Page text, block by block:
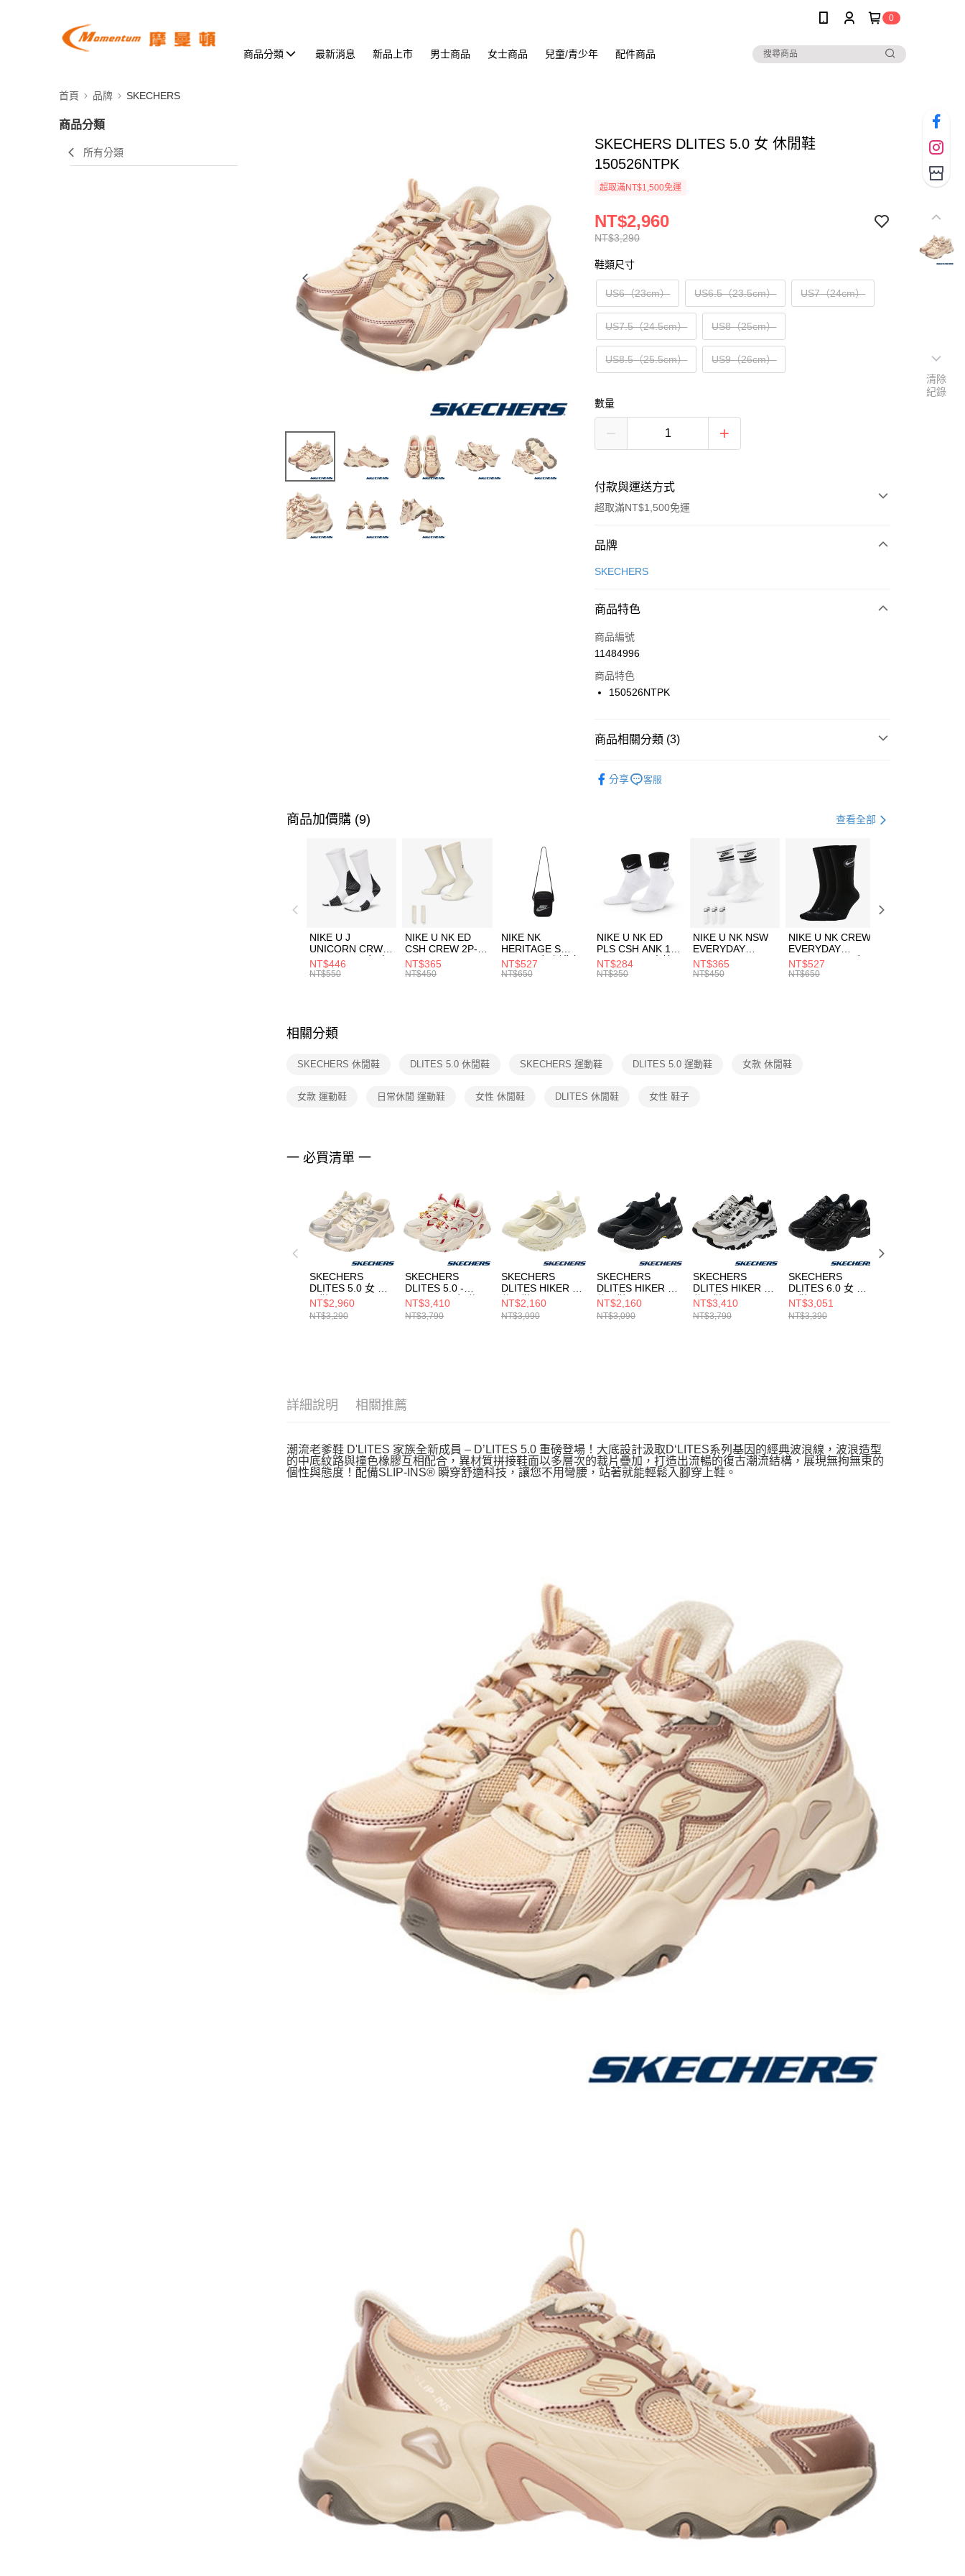
0
商品分類 最新消息 新品上市 男士商品 女士商品 兒童/青少年 配件商品
首頁 品牌 SKECHERS
商品分類
所有分類
SKECHERS DLITES 5.0 女 休閒鞋
150526NTPK
超取滿NT$1,500免運
NT$3,290
NT$2,960
鞋類尺寸
US6（23cm） US6.5（23.5cm） US7（24cm）
US7.5（24.5cm） US8（25cm）
US8.5（25.5cm） US9（26cm）
數量
付款與運送方式
超取滿NT$1,500免運
付款方式
信用卡一次付款
合作金庫商業銀行
華南商業銀行
上海商業儲蓄銀行
國泰世華商業銀行
聯邦商業銀行
台新國際商業銀行
LINE Pay
Apple Pay
【關於「AFTEE先享後付」】
３．安心：先確認商品／服務後，再付款。
【「AFTEE先享後付」結帳流程】
１．於結帳方式選擇「AFTEE先享後付」後，將跳轉至「AFTEE先享後
付」結帳頁面，進行簡訊認證並確認金額後，即可完成結帳。
２．訂單成立數日內，您將收到繳費通知簡訊。
３．收到繳費通知簡訊後14天內，點擊此簡訊中的連結，可透過四大超商
／ATM／網路銀行／等多元方式進行付款，方視為交易完成。
※ 請注意：結帳手續完成當下不需立刻繳費，但若您需要取消訂單，請聯
絡購買商品的店家。未經商家同意取消之訂單仍視為有效，需透過AFTEE
先享後付繳納相關費用。
１．透過由恩沛科技股份有限公司提供之「AFTEE先享後付」服務完成之
交易，需依本服務之必要範圍內提供個人資料，並將交易相關給付款項請
２．關於個人資料處理事宜，請瀏覽以下網址：
５．嚴禁一人註冊多個帳號或使用他人資訊註冊。若發現惡意使用之情
形，恩沛科技股份有限公司將有權停止該用戶之使用額度並採取法律行
動。
每筆NT$100，滿NT$1,500(含以上)免運費
每筆NT$100，滿NT$1,500(含以上)免運費
付款後門市自取
每筆NT$100，滿NT$1,500(含以上)免運費
品牌
SKECHERS
商品特色
商品編號
11484996
商品特色
150526NTPK
商品相關分類 (3)
分享 客服
商品加價購 (9) 查看全部
NIKE U J
UNICORN CRW
1PR -160 男女 中
統襪 FZ3393100
NT$446
NT$550
NIKE U NK ED
CSH CREW 2P-
144 EMBRDY 男
女 短統襪
NT$365
NT$450
NIKE NK
HERITAGE S
SMIT 男女 側背包
BA5871010
NT$527
NT$650
NIKE U NK ED
PLS CSH ANK 1P
144 DBL 男 中統
襪 DH4058104
NT$284
NT$350
NIKE U NK NSW
EVERYDAY
ESSENTIAL CR
男女 短統襪
NT$365
NT$450
NIKE U NK CREW
EVERYDAY
BBALL 3PR 男女
長統襪
NT$527
NT$650
相關分類
SKECHERS 休閒鞋 DLITES 5.0 休閒鞋 SKECHERS 運動鞋 DLITES 5.0 運動鞋 女款 休閒鞋
女款 運動鞋 日常休閒 運動鞋 女性 休閒鞋 DLITES 休閒鞋 女性 鞋子
一 必買清單 一
SKECHERS
DLITES 5.0 女 休
閒鞋
150526OWGR
NT$2,960
NT$3,290
SKECHERS
DLITES 5.0 -
2026 CNY 女 休閒
鞋 800033WRD
NT$3,410
NT$3,790
SKECHERS
DLITES HIKER 女
休閒鞋
180211CRW
NT$2,160
NT$3,090
SKECHERS
DLITES HIKER 女
休閒鞋
180211BKSL
NT$2,160
NT$3,090
SKECHERS
DLITES HIKER 男
休閒鞋
237425SLBK
NT$3,410
NT$3,790
SKECHERS
DLITES 6.0 女 休
閒鞋 150704BBK
NT$3,051
NT$3,390
詳細說明 相關推薦
潮流老爹鞋 D'LITES 家族全新成員 – D’LITES 5.0 重磅登場！大底設計汲取D‘LITES系列基因的經典波浪線，波浪造型
的中底紋路與撞色橡膠互相配合，異材質拼接鞋面以多層次的裁片疊加，打造出流暢的復古潮流結構，展現無拘無束的
個性與態度！配備SLIP-INS® 瞬穿舒適科技，讓您不用彎腰，站著就能輕鬆入腳穿上鞋。
清除
紀錄